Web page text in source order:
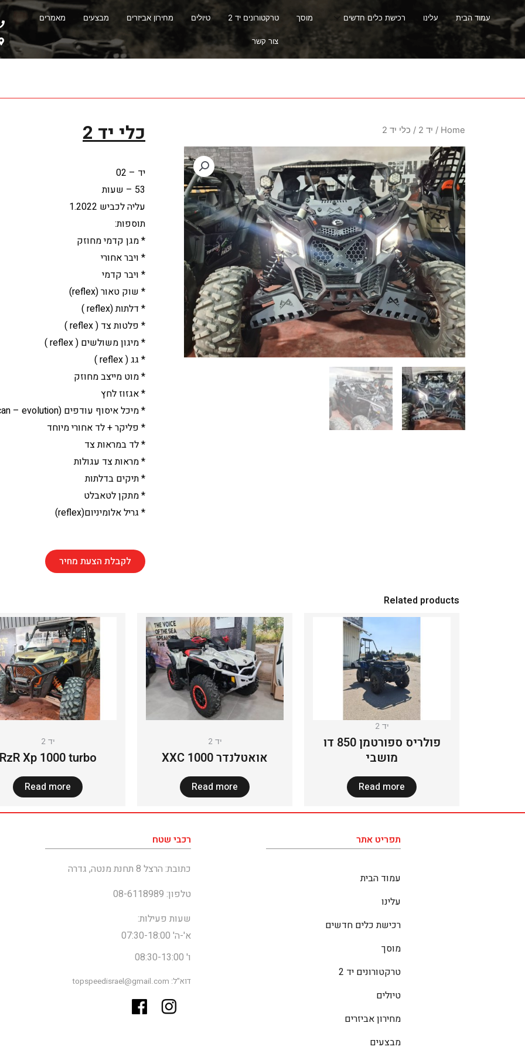
עמוד הבית עלינו רכישת כלים חדשים מוסך טרקטורונים יד 2 טיולים מחירון אביזרים מבצעים מאמרים
צור קשר
Home
/ יד 2 / כלי יד 2 כלי יד 2
יד – 02
53 – שעות
עליה לכביש 1.2022
תוספות:
* מגן קדמי מחוזק
* ויבר אחורי
* ויבר קדמי
* שוק טאור (reflex)
* דלתות (reflex )
* פלטות צד ( reflex )
* מיגון משולשים ( reflex )
* גג ( reflex )
* מוט מייצב מחוזק
* אגזוז לחץ
* מיכל איסוף עודפים (catch can – evolution )
* פליקר + לד אחורי מיוחד
* לד במראות צד
* מראות צד עגולות
* תיקים בדלתות
* מתקן לטאבלט
* גריל אלומיניום(reflex)
לקבלת הצעת מחיר
Related products
יד 2
פולריס ספורטמן 850 דו
מושבי
Read more
יד 2
אואטלנדר 1000 XXC
Read more
יד 2
RzR Xp 1000 turbo
Read more
תפריט אתר
עמוד הבית
עלינו
רכישת כלים חדשים
מוסך
טרקטורונים יד 2
טיולים
מחירון אביזרים
מבצעים
רכבי שטח
כתובת: הרצל 8 תחנת מנטה, גדרה
טלפון: 08-6118989
שעות פעילות:
א'-ה' 07:30-18:00
ו' 08:30-13:00
דוא"ל: topspeedisrael@gmail.com